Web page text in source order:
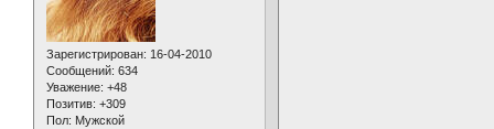
Зарегистрирован: 16-04-2010
Сообщений: 634
Уважение: +48
Позитив: +309
Пол: Мужской